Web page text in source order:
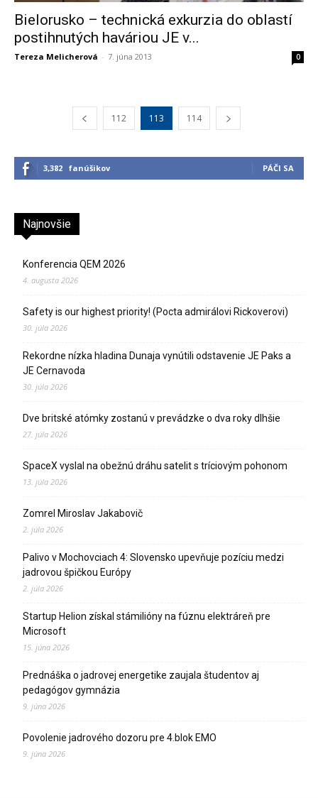
Bielorusko – technická exkurzia do oblastí
postihnutých haváriou JE v...
Tereza Melicherová - 7. júna 2013 0
112 113 114
3,382 fanúšikov PÁČI SA
Najnovšie
Konferencia QEM 2026
4. augusta 2026
Safety is our highest priority! (Pocta admirálovi Rickoverovi)
30. júla 2026
Rekordne nízka hladina Dunaja vynútili odstavenie JE Paks a
JE Cernavoda
30. júla 2026
Dve britské atómky zostanú v prevádzke o dva roky dlhšie
27. júla 2026
SpaceX vyslal na obežnú dráhu satelit s tríciovým pohonom
13. júla 2026
Zomrel Miroslav Jakabovič
2. júla 2026
Palivo v Mochovciach 4: Slovensko upevňuje pozíciu medzi
jadrovou špičkou Európy
2. júla 2026
Startup Helion získal stámilióny na fúznu elektráreň pre
Microsoft
15. júna 2026
Prednáška o jadrovej energetike zaujala študentov aj
pedagógov gymnázia
9. júna 2026
Povolenie jadrového dozoru pre 4.blok EMO
9. júna 2026